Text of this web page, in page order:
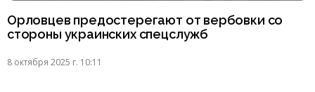
Орловцев предостерегают от вербовки со
стороны украинских спецслужб
8 октября 2025 г. 10:11